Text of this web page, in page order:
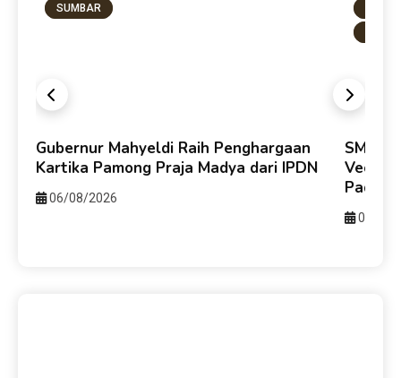
SUMBAR
Gubernur Mahyeldi Raih Penghargaan
Kartika Pamong Praja Madya dari IPDN
06/08/2026
SMPN
Veodri
05/08/